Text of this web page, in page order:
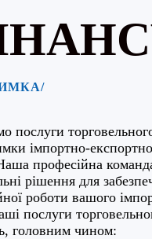
послуги
імпортно-
професійна
рішення для
роботи вашого
послуги
головним чином: